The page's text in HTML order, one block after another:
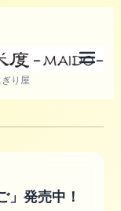
り屋
発売中！